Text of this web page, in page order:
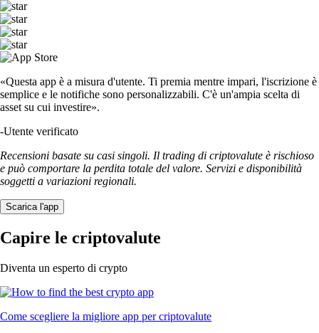
«Questa app è a misura d'utente. Ti premia mentre impari, l'iscrizione è
semplice e le notifiche sono personalizzabili. C'è un'ampia scelta di
asset su cui investire».
-Utente verificato
Recensioni basate su casi singoli. Il trading di criptovalute è rischioso
e può comportare la perdita totale del valore. Servizi e disponibilità
soggetti a variazioni regionali.
Scarica l'app
Capire le criptovalute
Diventa un esperto di crypto
Come scegliere la migliore app per criptovalute